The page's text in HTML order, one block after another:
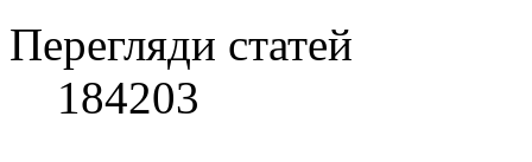
Перегляди статей
184203